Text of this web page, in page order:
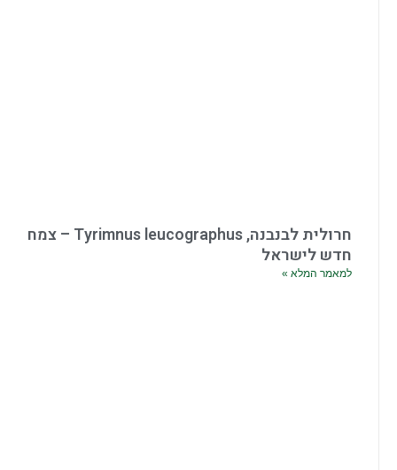
חרולית לבנבנה, Tyrimnus leucographus – צמח
חדש לישראל
למאמר המלא »